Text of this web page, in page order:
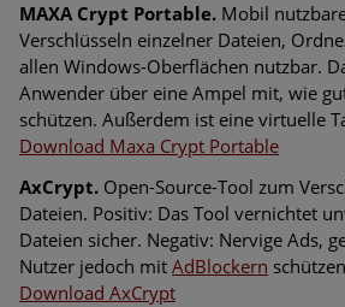
MAXA Crypt Portable. Mobil
Verschlüsseln einzelner Dateien,
allen Windows-Oberflächen nutzbar.
Anwender über eine Ampel mit, wie
schützen. Außerdem ist eine virtuelle
Download Maxa Crypt Portable
AxCrypt. Open-Source-Tool zum
Dateien. Positiv: Das Tool vernichtet
Dateien sicher. Negativ: Nervige Ads,
Nutzer jedoch mit AdBlockern
Download AxCrypt